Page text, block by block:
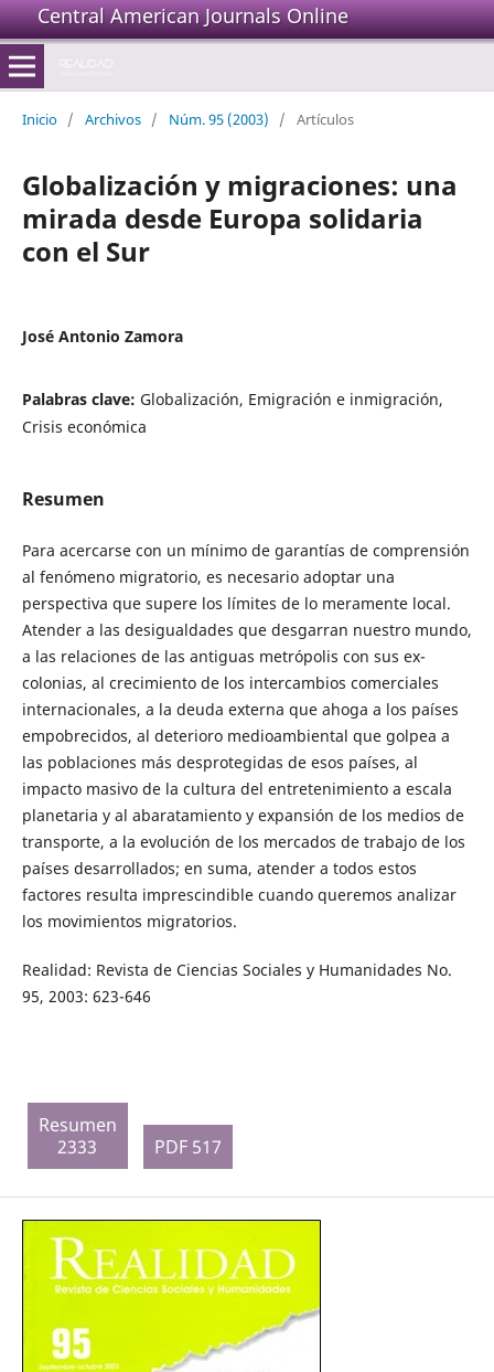
Central American Journals Online
Inicio / Archivos / Núm. 95 (2003) / Artículos
Globalización y migraciones: una
mirada desde Europa solidaria
con el Sur
José Antonio Zamora
Palabras clave: Globalización, Emigración e inmigración,
Crisis económica
Resumen
Para acercarse con un mínimo de garantías de comprensión
al fenómeno migratorio, es necesario adoptar una
perspectiva que supere los límites de lo meramente local.
Atender a las desigualdades que desgarran nuestro mundo,
a las relaciones de las antiguas metrópolis con sus ex-
colonias, al crecimiento de los intercambios comerciales
internacionales, a la deuda externa que ahoga a los países
empobrecidos, al deterioro medioambiental que golpea a
las poblaciones más desprotegidas de esos países, al
impacto masivo de la cultura del entretenimiento a escala
planetaria y al abaratamiento y expansión de los medios de
transporte, a la evolución de los mercados de trabajo de los
países desarrollados; en suma, atender a todos estos
factores resulta imprescindible cuando queremos analizar
los movimientos migratorios.
Realidad: Revista de Ciencias Sociales y Humanidades No.
95, 2003: 623-646
Resumen
2333
PDF 517